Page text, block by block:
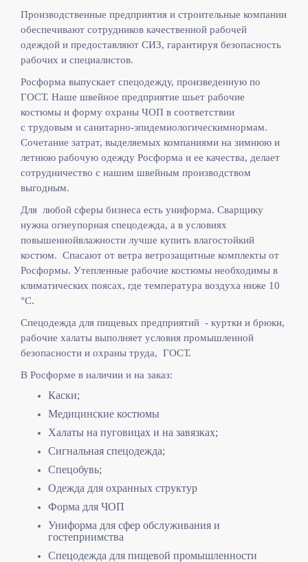
Производственные предприятия и строительные компании
обеспечивают сотрудников качественной рабочей
одеждой и предоставляют СИЗ, гарантируя безопасность
рабочих и специалистов.
Росформа выпускает спецодежду, произведенную по
ГОСТ. Наше швейное предприятие шьет рабочие
костюмы и форму охраны ЧОП в соответствии
с трудовым и санитарно-эпидемиологическимнормам.
Сочетание затрат, выделяемых компаниями на зимнюю и
летнюю рабочую одежду Росформа и ее качества, делает
сотрудничество с нашим швейным производством
выгодным.
Для любой сферы бизнеса есть униформа. Сварщику
нужна огнеупорная спецодежда, а в условиях
повышеннойвлажности лучше купить влагостойкий
костюм. Спасают от ветра ветрозащитные комплекты от
Росформы. Утепленные рабочие костюмы необходимы в
климатических поясах, где температура воздуха ниже 10
°C.
Спецодежда для пищевых предприятий - куртки и брюки,
рабочие халаты выполняет условия промышленной
безопасности и охраны труда, ГОСТ.
В Росформе в наличии и на заказ:
Каски;
Медицинские костюмы
Халаты на пуговицах и на завязках;
Сигнальная спецодежда;
Спецобувь;
Одежда для охранных структур
Форма для ЧОП
Униформа для сфер обслуживания и
гостеприимства
Спецодежда для пищевой промышленности